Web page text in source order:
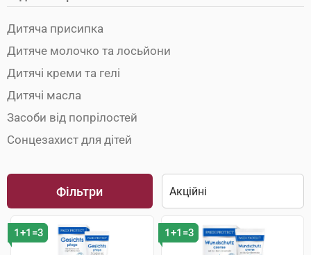
Дитяча присипка
Дитяче молочко та лосьйони
Дитячі креми та гелі
Дитячі масла
Засоби від попрілостей
Сонцезахист для дітей
Фільтри
1+1=3 1+1=3